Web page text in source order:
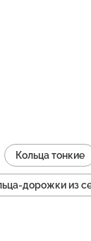
Кольца тонкие
дорожки из